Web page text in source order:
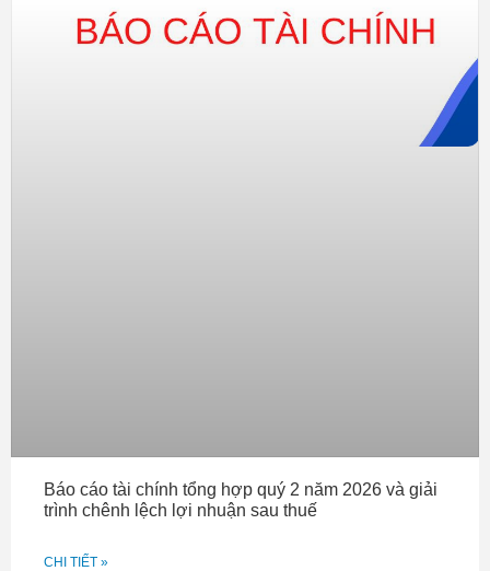
Báo cáo tài chính tổng hợp quý 2 năm 2026 và giải
trình chênh lệch lợi nhuận sau thuế
CHI TIẾT »